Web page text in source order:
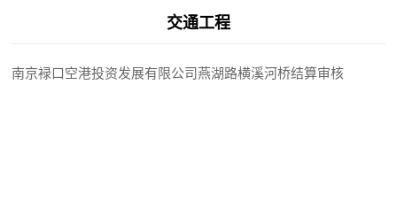
交通工程
南京䘵口空港投资发展有限公司燕湖路横溪河桥结算审核